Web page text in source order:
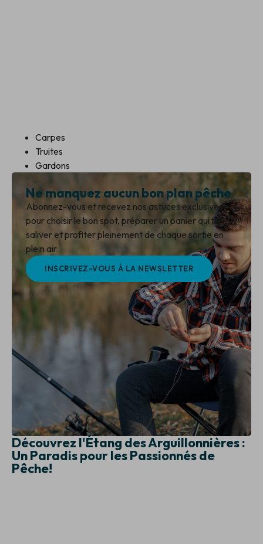
Carpes
Truites
Gardons
Ne manquez aucun bon plan pêche
Abonnez-vous et recevez nos astuces exclusives
pour choisir le bon spot, préparer un panier qui fait
saliver et profiter pleinement de chaque sortie en
plein air.
INSCRIVEZ-VOUS À LA NEWSLETTER
Découvrez l'Étang des Arguillonnières :
Un Paradis pour les Passionnés de
Pêche!